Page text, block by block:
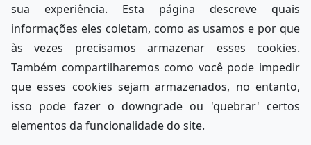
sua experiência. Esta página descreve quais
informações eles coletam, como as usamos e por que
às vezes precisamos armazenar esses cookies.
Também compartilharemos como você pode impedir
que esses cookies sejam armazenados, no entanto,
isso pode fazer o downgrade ou 'quebrar' certos
elementos da funcionalidade do site.